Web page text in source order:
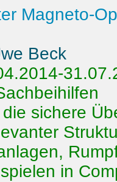
Magneto-
Beck
die sichere
in